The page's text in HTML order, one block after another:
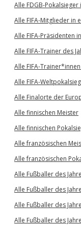
Alle FDGB-Pokalsieger
Alle FIFA-Mitglieder in
Alle FIFA-Präsidenten
Alle FIFA-Trainer des
Alle FIFA-
Alle FIFA-
Alle Finalorte der
Alle finnischen Meister
Alle finnischen
Alle französischen
Alle französischen
Alle Fußballer des
Alle Fußballer des
Alle Fußballer des
Alle Fußballer des